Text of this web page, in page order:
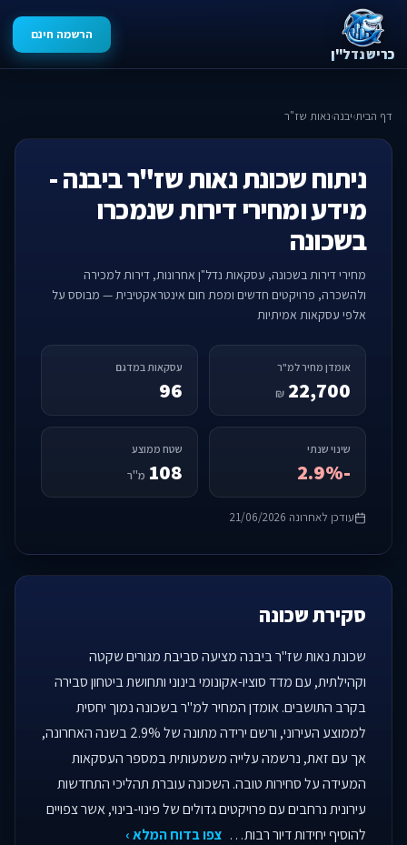
כריש נדל"ן
הרשמה חינם
דף הבית›יבנה›נאות שז"ר
ניתוח שכונת נאות שז"ר ביבנה -
מידע ומחירי דירות שנמכרו
בשכונה
מחירי דירות בשכונה, עסקאות נדל"ן אחרונות, דירות למכירה
ולהשכרה, פרויקטים חדשים ומפת חום אינטראקטיבית — מבוסס על
אלפי עסקאות אמיתיות
אומדן מחיר למ"ר
22,700
₪
עסקאות במדגם
96
שינוי שנתי
-2.9%
שטח ממוצע
108 מ"ר
עודכן לאחרונה 21/06/2026
סקירת שכונה
שכונת נאות שז"ר ביבנה מציעה סביבת מגורים שקטה
וקהילתית, עם מדד סוציו-אקונומי בינוני ותחושת ביטחון סבירה
בקרב התושבים. אומדן המחיר למ"ר בשכונה נמוך יחסית
לממוצע העירוני, ורשם ירידה מתונה של 2.9% בשנה האחרונה,
אך עם זאת, נרשמה עלייה משמעותית במספר העסקאות
המעידה על סחירות טובה. השכונה עוברת תהליכי התחדשות
עירונית נרחבים עם פרויקטים גדולים של פינוי-בינוי, אשר צפויים
להוסיף יחידות דיור רבות… צפו בדוח המלא ›